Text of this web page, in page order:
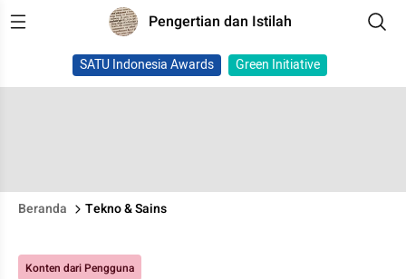
Pengertian dan Istilah
SATU Indonesia Awards Green Initiative
Beranda Tekno & Sains
Konten dari Pengguna